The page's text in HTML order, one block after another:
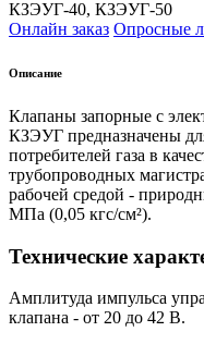
Онлайн заказ Опросные
Описание
Клапаны запорные с
КЗЭУГ предназначены
потребителей газа в
трубопроводных
рабочей средой -
МПа (0,05 кгс/см²).
Технические
Амплитуда импульса
клапана - от 20 до 42 В.